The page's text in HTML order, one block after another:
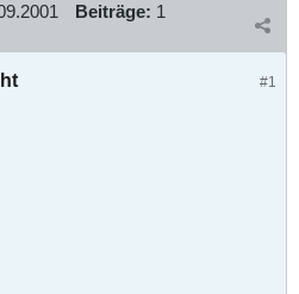
Beiträge: 1
#1